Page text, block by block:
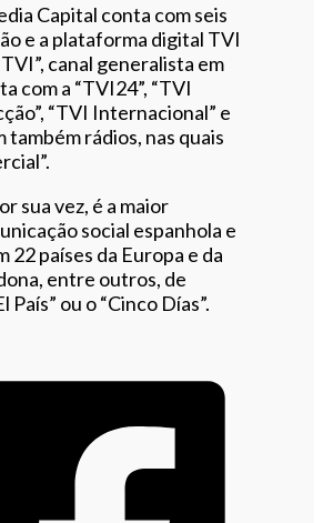
Capital conta com seis
e a plataforma digital TVI
canal generalista em
com a “TVI24”, “TVI
“TVI Internacional” e
também rádios, nas quais
sua vez, é a maior
social espanhola e
22 países da Europa e da
entre outros, de
País” ou o “Cinco Días”.